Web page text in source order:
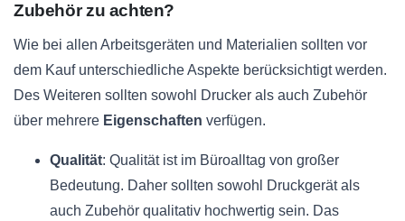
Zubehör zu achten?
Wie bei allen Arbeitsgeräten und Materialien sollten vor
dem Kauf unterschiedliche Aspekte berücksichtigt werden.
Des Weiteren sollten sowohl Drucker als auch Zubehör
über mehrere Eigenschaften verfügen.
Qualität: Qualität ist im Büroalltag von großer
Bedeutung. Daher sollten sowohl Druckgerät als
auch Zubehör qualitativ hochwertig sein. Das